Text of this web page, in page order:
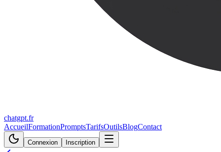
chatgpt.fr
AccueilFormationPromptsTarifsOutilsBlogContact
Connexion Inscription